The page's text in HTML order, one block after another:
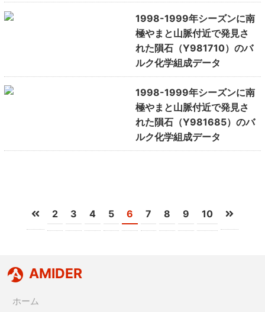
1998-1999年シーズンに南
極やまと山脈付近で発見さ
れた隕石（Y981710）のバ
ルク化学組成データ
1998-1999年シーズンに南
極やまと山脈付近で発見さ
れた隕石（Y981685）のバ
ルク化学組成データ
2 3 4 5 6 7 8 9 10
AMIDER
ホーム